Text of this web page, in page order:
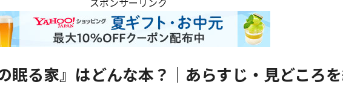
眠る家』はどんな本？｜あらすじ・見どころ